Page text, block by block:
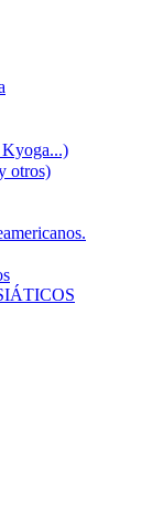
otros)